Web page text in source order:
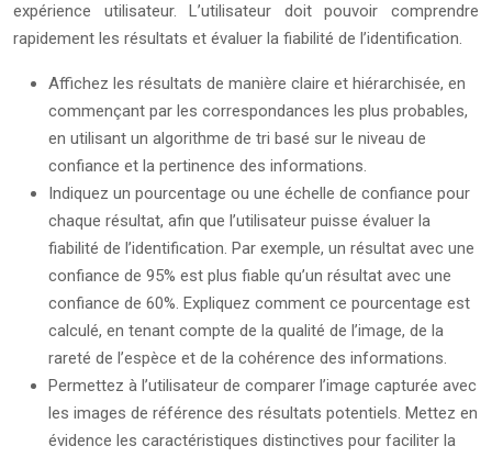
expérience utilisateur. L’utilisateur doit pouvoir comprendre
rapidement les résultats et évaluer la fiabilité de l’identification.
Affichez les résultats de manière claire et hiérarchisée, en
commençant par les correspondances les plus probables,
en utilisant un algorithme de tri basé sur le niveau de
confiance et la pertinence des informations.
Indiquez un pourcentage ou une échelle de confiance pour
chaque résultat, afin que l’utilisateur puisse évaluer la
fiabilité de l’identification. Par exemple, un résultat avec une
confiance de 95% est plus fiable qu’un résultat avec une
confiance de 60%. Expliquez comment ce pourcentage est
calculé, en tenant compte de la qualité de l’image, de la
rareté de l’espèce et de la cohérence des informations.
Permettez à l’utilisateur de comparer l’image capturée avec
les images de référence des résultats potentiels. Mettez en
évidence les caractéristiques distinctives pour faciliter la